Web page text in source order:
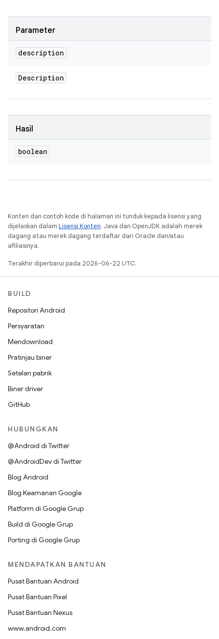
Parameter
description
Description
Hasil
boolean
Konten dan contoh kode di halaman ini tunduk kepada lisensi yang
dijelaskan dalam Lisensi Konten. Java dan OpenJDK adalah merek
dagang atau merek dagang terdaftar dari Oracle dan/atau
afiliasinya.
Terakhir diperbarui pada 2026-06-22 UTC.
BUILD
Repositori Android
Persyaratan
Mendownload
Pratinjau biner
Setelan pabrik
Biner driver
GitHub
HUBUNGKAN
@Android di Twitter
@AndroidDev di Twitter
Blog Android
Blog Keamanan Google
Platform di Google Grup
Build di Google Grup
Porting di Google Grup
MENDAPATKAN BANTUAN
Pusat Bantuan Android
Pusat Bantuan Pixel
Pusat Bantuan Nexus
www.android.com